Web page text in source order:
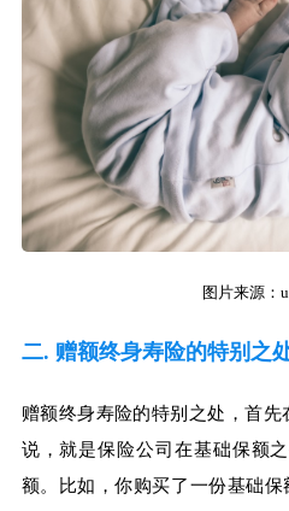
图片来源：
二. 赠额终身寿险的特别之
赠额终身寿险的特别之处，首先
说，就是保险公司在基础保额
额。比如，你购买了一份基础